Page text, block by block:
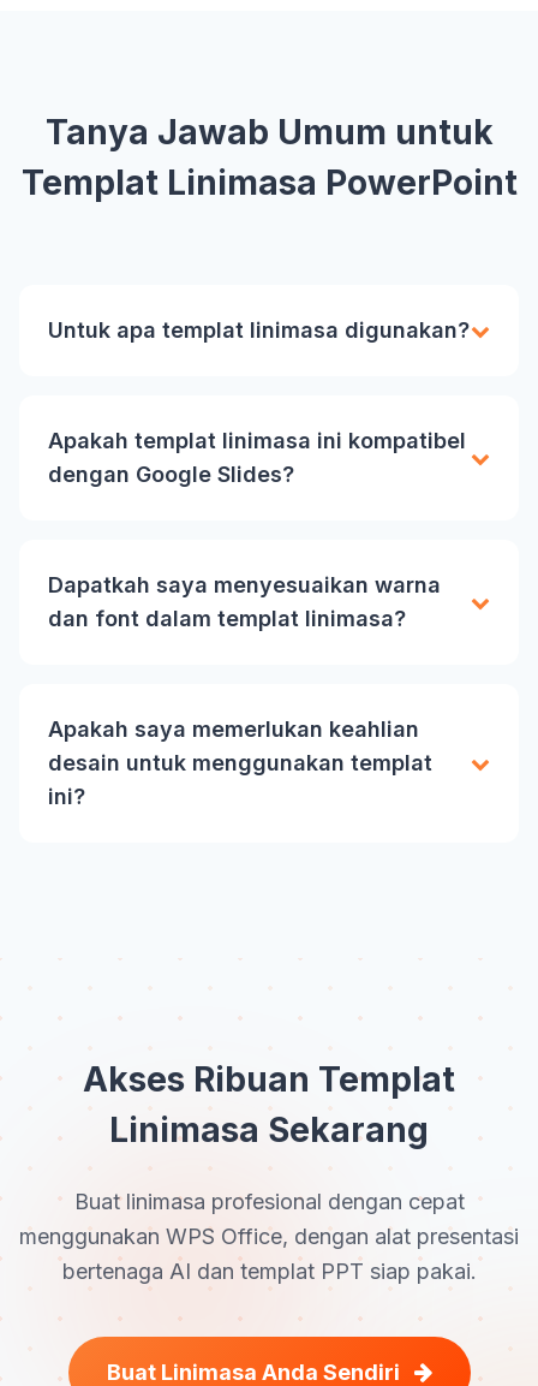
Tanya Jawab Umum untuk
Templat Linimasa PowerPoint
Untuk apa templat linimasa digunakan?
Apakah templat linimasa ini kompatibel
dengan Google Slides?
Dapatkah saya menyesuaikan warna
dan font dalam templat linimasa?
Apakah saya memerlukan keahlian
desain untuk menggunakan templat
ini?
Akses Ribuan Templat
Linimasa Sekarang
Buat linimasa profesional dengan cepat
menggunakan WPS Office, dengan alat presentasi
bertenaga AI dan templat PPT siap pakai.
Buat Linimasa Anda Sendiri